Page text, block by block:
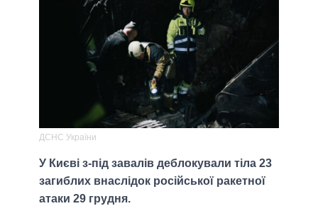
ДСНС України
У Києві з-під завалів деблокували тіла 23
загиблих внаслідок російської ракетної
атаки 29 грудня.